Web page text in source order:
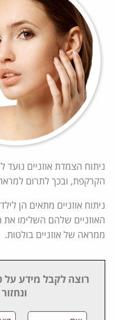
ניתוח הצמדת אוזניים
הקרקפת, ובכך לתרום
ניתוח אוזניים מתאים הן
האוזניים שלהם השלימו את
ממראה של אוזניים בולטות.
רוצה לקבל מידע על